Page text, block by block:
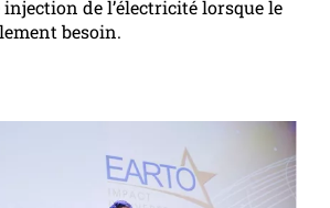
de l’électricité lorsque le
besoin.